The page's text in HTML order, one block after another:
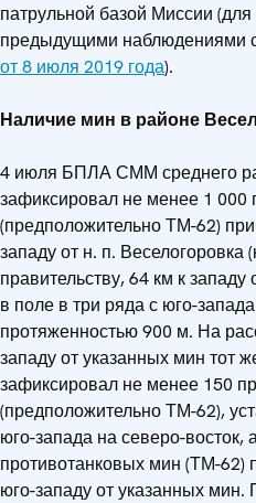
патрульной базой Миссии
предыдущими наблюдениями
от 8 июля 2019 года).
Наличие мин в районе
4 июля БПЛА СММ среднего
зафиксировал не менее 1 000
(предположительно ТМ-62)
западу от н. п. Веселогоровка
правительству, 64 км к
в поле в три ряда с юго-
протяженностью 900 м. На
западу от указанных мин тот
зафиксировал не менее 150
(предположительно ТМ-62),
юго-запада на северо-восток,
противотанковых мин (ТМ-62)
юго-западу от указанных